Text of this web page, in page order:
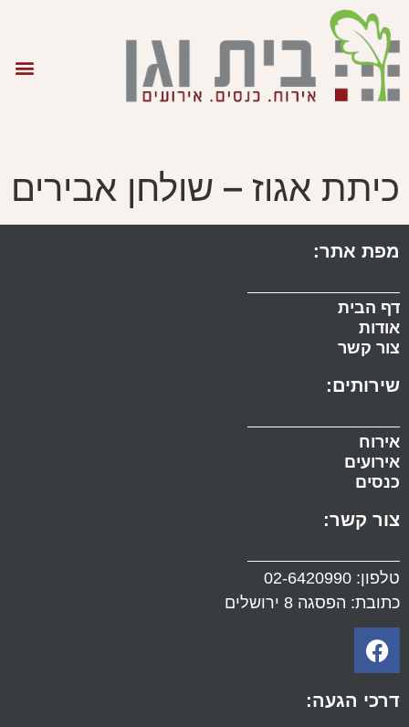
כיתת אגוז – שולחן אבירים
מפת אתר:
דף הבית
אודות
צור קשר
שירותים:
אירוח
אירועים
כנסים
צור קשר:
טלפון: 02-6420990
כתובת: הפסגה 8 ירושלים
דרכי הגעה: